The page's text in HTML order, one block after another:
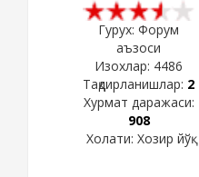
Гурух: Форум
аъзоси
Изохлар: 4486
Тақдирланишлар: 2
Хурмат даражаси:
908
Холати: Хозир йўқ